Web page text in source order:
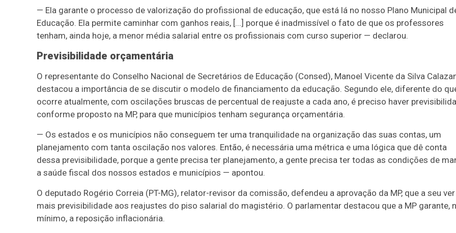
— Ela garante o processo de valorização do profissional de educação, que está lá no nosso Plano Municipal
Educação. Ela permite caminhar com ganhos reais, [...] porque é inadmissível o fato de que os professores
tenham, ainda hoje, a menor média salarial entre os profissionais com curso superior — declarou.
Previsibilidade orçamentária
O representante do Conselho Nacional de Secretários de Educação (Consed), Manoel Vicente da Silva
destacou a importância de se discutir o modelo de financiamento da educação. Segundo ele, diferente do
ocorre atualmente, com oscilações bruscas de percentual de reajuste a cada ano, é preciso haver
conforme proposto na MP, para que municípios tenham segurança orçamentária.
— Os estados e os municípios não conseguem ter uma tranquilidade na organização das suas contas, um
planejamento com tanta oscilação nos valores. Então, é necessária uma métrica e uma lógica que dê conta
dessa previsibilidade, porque a gente precisa ter planejamento, a gente precisa ter todas as condições de
a saúde fiscal dos nossos estados e municípios — apontou.
O deputado Rogério Correia (PT-MG), relator-revisor da comissão, defendeu a aprovação da MP, que a seu
mais previsibilidade aos reajustes do piso salarial do magistério. O parlamentar destacou que a MP garante,
mínimo, a reposição inflacionária.